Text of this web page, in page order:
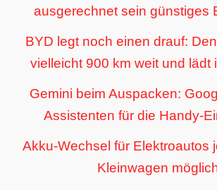
ausgerechnet sein günstiges
BYD legt noch einen drauf:
vielleicht 900 km weit und lädt
Gemini beim Auspacken:
Assistenten für die Handy-
Akku-Wechsel für Elektroautos
Kleinwagen